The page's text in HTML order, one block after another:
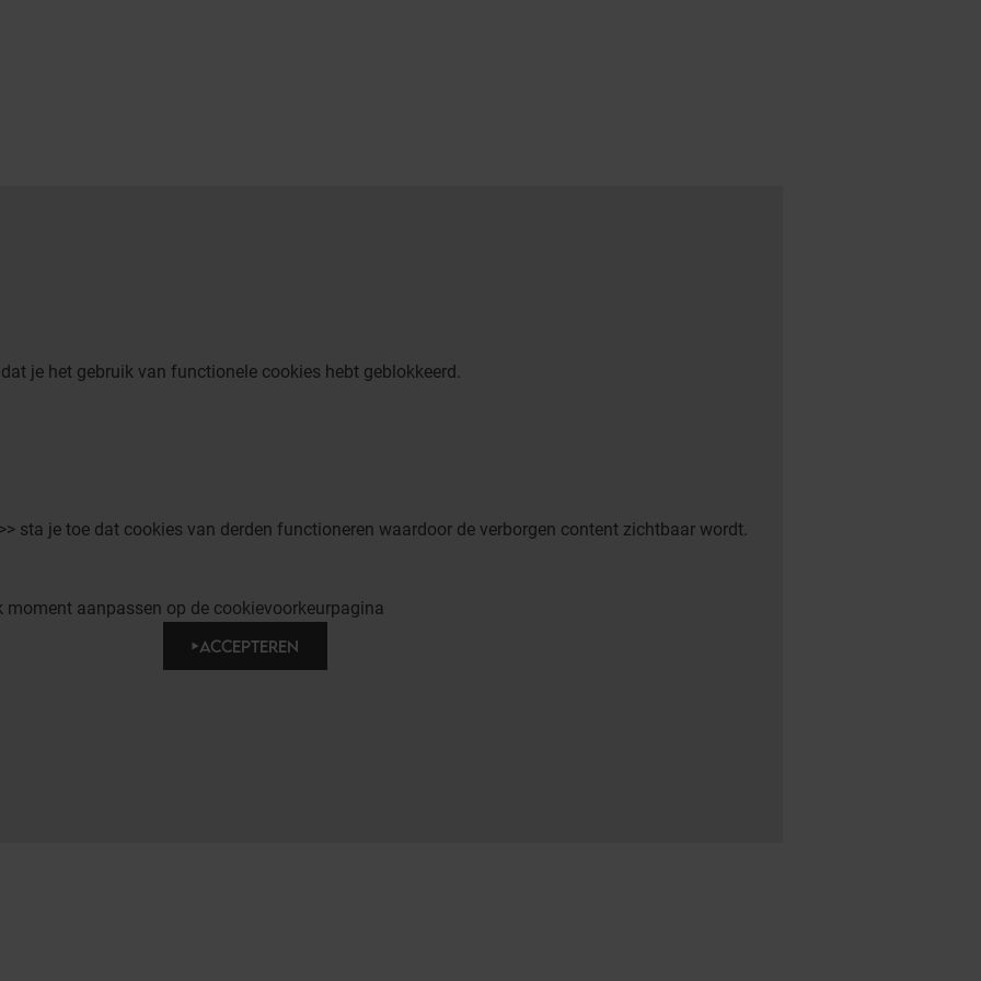
je het gebruik van functionele cookies hebt geblokkeerd.
sta je toe dat cookies van derden functioneren waardoor de verborgen content zichtbaar wordt.
moment aanpassen op de cookievoorkeurpagina
ACCEPTEREN